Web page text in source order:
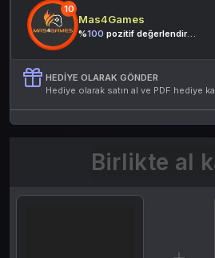
10
Mas4Games
%100 pozitif değerlendirme
HEDIYE OLARAK GÖNDER
Hediye olarak satın al ve PDF hediye
Birlikte al